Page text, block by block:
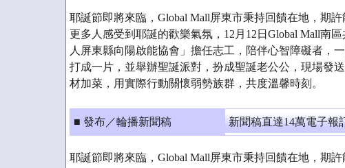
耶誕節即將來臨，Global Mall屏東市秉持回饋在地，期
更多人感受到耶誕的歡樂氣氛，12月12日Global Mall南
人屏東縣向陽啟能協會」擔任志工，陪伴心智障礙者，
打成一片，並舉辦聖誕派對，扮成聖誕老公公，現場發
材加菜，用實際行動關懷弱勢族群，共度溫馨時刻。
■ 發布／輪播新聞稿 新聞稿直達14萬電子報
耶誕節即將來臨，Global Mall屏東市秉持回饋在地，期